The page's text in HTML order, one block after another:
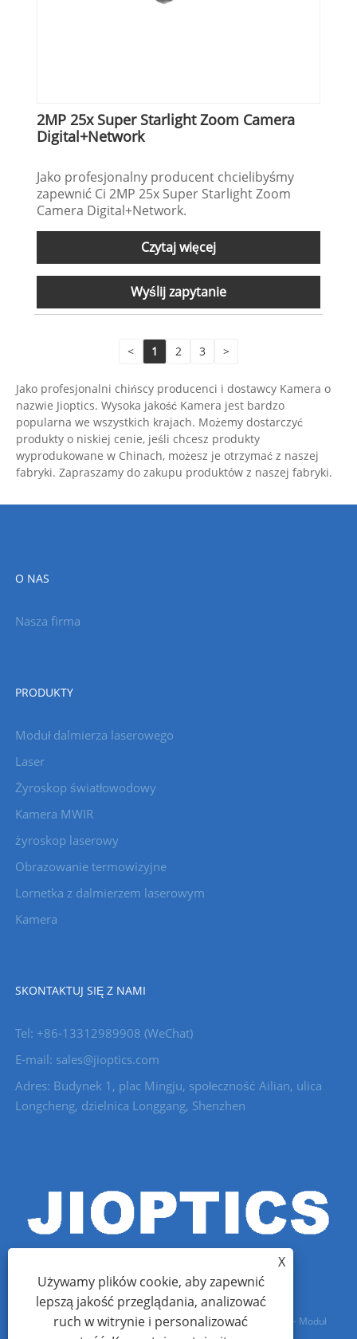
2MP 25x Super Starlight Zoom Camera
Digital+Network
Jako profesjonalny producent chcielibyśmy
zapewnić Ci 2MP 25x Super Starlight Zoom
Camera Digital+Network.
Czytaj więcej
Wyślij zapytanie
< 1 2 3 >
Jako profesjonalni chińscy producenci i dostawcy Kamera o
nazwie Jioptics. Wysoka jakość Kamera jest bardzo
popularna we wszystkich krajach. Możemy dostarczyć
produkty o niskiej cenie, jeśli chcesz produkty
wyprodukowane w Chinach, możesz je otrzymać z naszej
fabryki. Zapraszamy do zakupu produktów z naszej fabryki.
O NAS
Nasza firma
PRODUKTY
Moduł dalmierza laserowego
Laser
Żyroskop światłowodowy
Kamera MWIR
żyroskop laserowy
Obrazowanie termowizyjne
Lornetka z dalmierzem laserowym
Kamera
SKONTAKTUJ SIĘ Z NAMI
Tel: +86-13312989908 (WeChat)
E-mail: sales@jioptics.com
Adres: Budynek 1, plac Mingju, społeczność Ailian, ulica
Longcheng, dzielnica Longgang, Shenzhen
Prawa autorskie © 2022 Shenzhen Jioptics Technology Co., Ltd – Moduł
X
Używamy plików cookie, aby zapewnić
lepszą jakość przeglądania, analizować
ruch w witrynie i personalizować